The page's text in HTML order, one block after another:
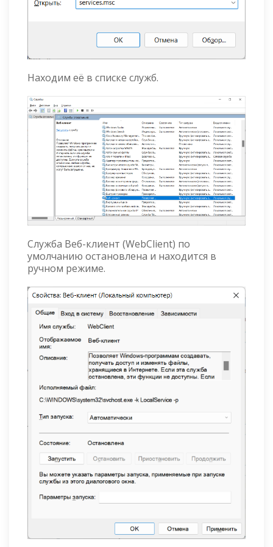
Находим её в списке служб.
Служба Веб-клиент (WebClient) по
умолчанию остановлена и находится в
ручном режиме.